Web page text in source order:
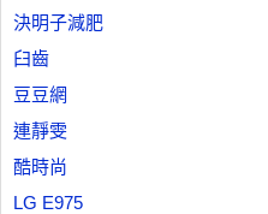
決明子減肥
臼齒
豆豆網
連靜雯
酷時尚
LG E975